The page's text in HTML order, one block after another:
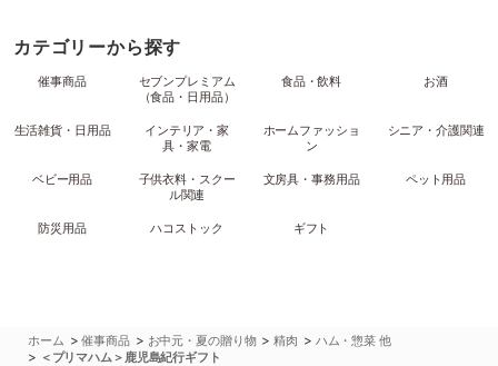
カテゴリーから探す
催事商品
セブンプレミアム
（食品・日用品）
食品・飲料 お酒
生活雑貨・日用品
インテリア・家
具・家電
ホームファッショ
ン
シニア・介護関連
ベビー用品
子供衣料・スクー
ル関連
文房具・事務用品 ペット用品
防災用品 ハコストック ギフト
ホーム >催事商品 > お中元・夏の贈り物 >精肉 > ハム・惣菜 他
> ＜プリマハム＞鹿児島紀行ギフト